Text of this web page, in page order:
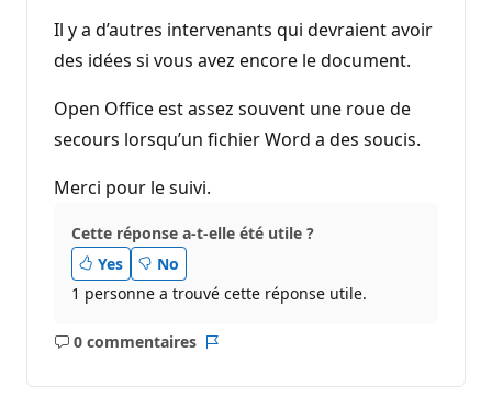
Il y a d’autres intervenants qui devraient avoir
des idées si vous avez encore le document.
Open Office est assez souvent une roue de
secours lorsqu’un fichier Word a des soucis.
Merci pour le suivi.
Cette réponse a-t-elle été utile ?
Yes
No
1 personne a trouvé cette réponse utile.
0 commentaires
Aucun